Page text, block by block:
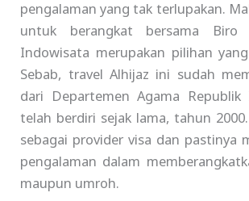
pengalaman yang tak terlupakan.
untuk berangkat bersama Biro
Indowisata merupakan pilihan
Sebab, travel Alhijaz ini sudah
dari Departemen Agama Republik
telah berdiri sejak lama, tahun
sebagai provider visa dan pastinya
pengalaman dalam
maupun umroh.